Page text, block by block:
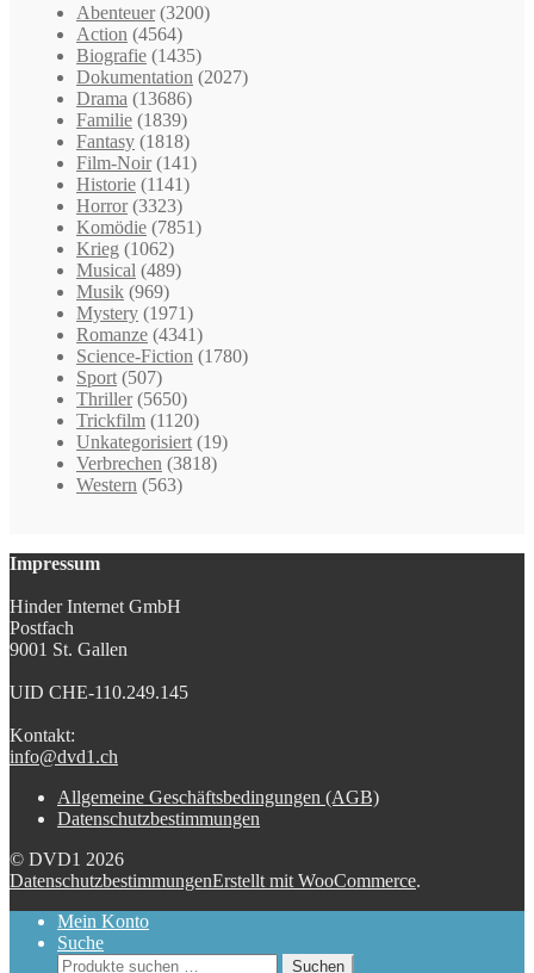
Abenteuer (3200)
Action (4564)
Biografie (1435)
Dokumentation (2027)
Drama (13686)
Familie (1839)
Fantasy (1818)
Film-Noir (141)
Historie (1141)
Horror (3323)
Komödie (7851)
Krieg (1062)
Musical (489)
Musik (969)
Mystery (1971)
Romanze (4341)
Science-Fiction (1780)
Sport (507)
Thriller (5650)
Trickfilm (1120)
Unkategorisiert (19)
Verbrechen (3818)
Western (563)
Impressum
Hinder Internet GmbH
Postfach
9001 St. Gallen
UID CHE-110.249.145
Kontakt:
info@dvd1.ch
Allgemeine Geschäftsbedingungen (AGB)
Datenschutzbestimmungen
© DVD1 2026
DatenschutzbestimmungenErstellt mit WooCommerce.
Mein Konto
Suche
Suchen
Suchen